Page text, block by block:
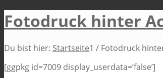
Fotodruck hinter
Du bist hier: Startseite1 / Fotodruck
[ggpkg id=7009 display_userdata=’false’]